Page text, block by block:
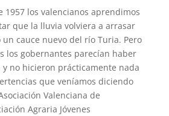
1957 los valencianos aprendimos
que la lluvia volviera a arrasar
cauce nuevo del río Turia. Pero
los gobernantes parecían haber
no hicieron prácticamente nada
que veníamos diciendo
Valenciana de
Agraria Jóvenes